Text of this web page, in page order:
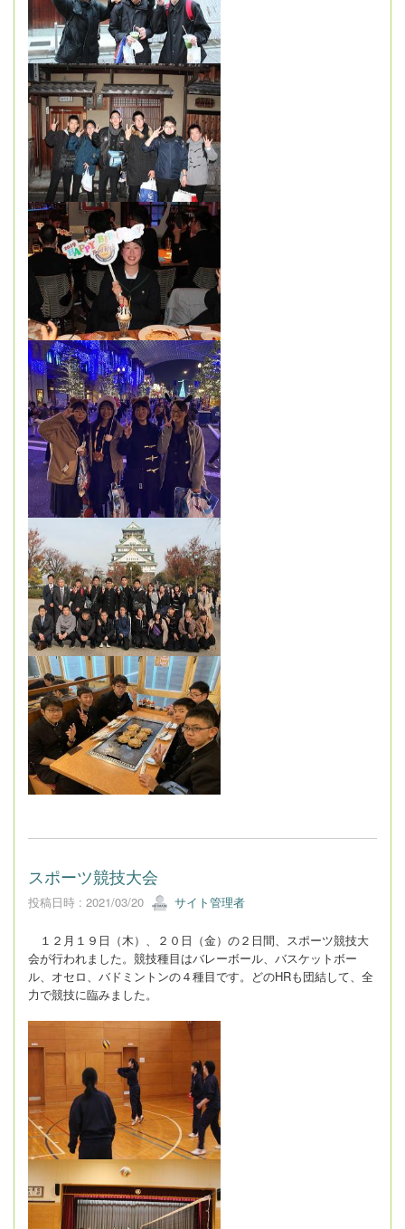
スポーツ競技大会
投稿日時 : 2021/03/20 サイト管理者
１２月１９日（木）、２０日（金）の２日間、スポーツ競技大
会が行われました。競技種目はバレーボール、バスケットボー
ル、オセロ、バドミントンの４種目です。どのHRも団結して、全
力で競技に臨みました。